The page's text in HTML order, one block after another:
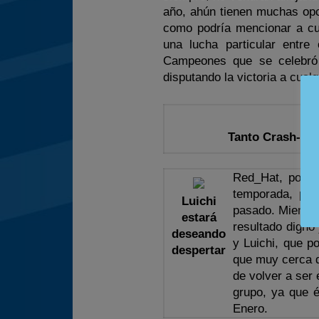
año, ahún tienen muchas
como podría mencionar a
una lucha particular
Campeones que se
disputando la victoria a
Tanto Crash-
Luichi
estará
deseando
despertar
Red_Hat, por
temporada,
pasado.
resultado
y Luichi, que
que muy cerca
de volver a ser
grupo, ya que
Enero.